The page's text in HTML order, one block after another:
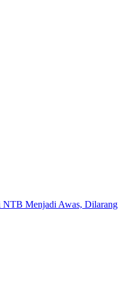
Menjadi Awas, Dilarang